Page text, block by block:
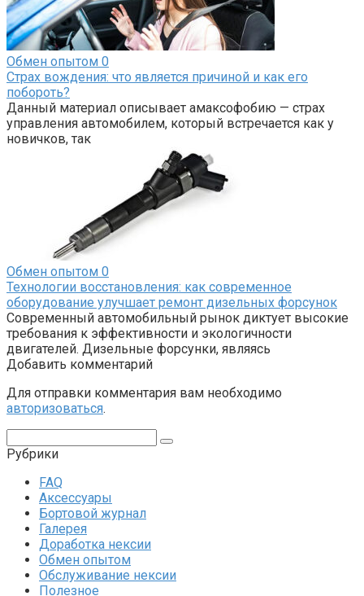
Обмен опытом 0
Страх вождения: что является причиной и как его
побороть?
Данный материал описывает амаксофобию — страх
управления автомобилем, который встречается как у
новичков, так
Обмен опытом 0
Технологии восстановления: как современное
оборудование улучшает ремонт дизельных форсунок
Современный автомобильный рынок диктует высокие
требования к эффективности и экологичности
двигателей. Дизельные форсунки, являясь
Добавить комментарий
Для отправки комментария вам необходимо
авторизоваться.
Рубрики
FAQ
Аксессуары
Бортовой журнал
Галерея
Доработка нексии
Обмен опытом
Обслуживание нексии
Полезное